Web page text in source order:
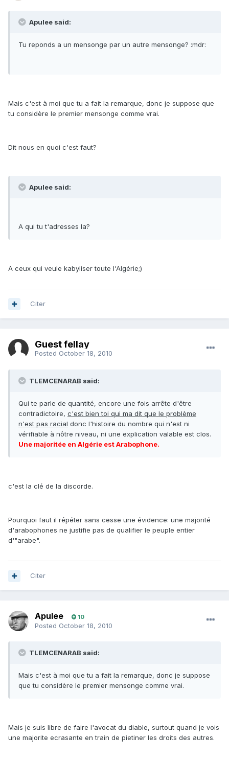
Apulee said:
Tu reponds a un mensonge par un autre mensonge? :mdr:
Mais c'est à moi que tu a fait la remarque, donc je suppose que
tu considère le premier mensonge comme vrai.
Dit nous en quoi c'est faut?
Apulee said:
A qui tu t'adresses la?
A ceux qui veule kabyliser toute l'Algérie;)
Citer
Guest fellay
Posted October 18, 2010
TLEMCENARAB said:
Qui te parle de quantité, encore une fois arrête d'être
contradictoire, c'est bien toi qui ma dit que le problème
n'est pas racial donc l'histoire du nombre qui n'est ni
vérifiable à nôtre niveau, ni une explication valable est clos.
Une majoritée en Algérie est Arabophone.
c'est la clé de la discorde.
Pourquoi faut il répéter sans cesse une évidence: une majorité
d'arabophones ne justifie pas de qualifier le peuple entier
d'"arabe".
Citer
Apulee 10
Posted October 18, 2010
TLEMCENARAB said:
Mais c'est à moi que tu a fait la remarque, donc je suppose
que tu considère le premier mensonge comme vrai.
Mais je suis libre de faire l'avocat du diable, surtout quand je vois
une majorite ecrasante en train de pietiner les droits des autres.